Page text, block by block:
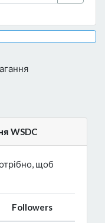
WSDC
щоб
Followers